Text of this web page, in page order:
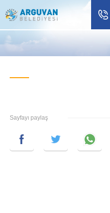
Sayfayı paylaş